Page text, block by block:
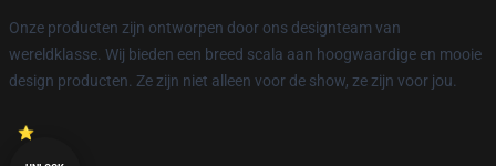
Onze producten zijn ontworpen door ons designteam van
wereldklasse. Wij bieden een breed scala aan hoogwaardige en mooie
design producten. Ze zijn niet alleen voor de show, ze zijn voor jou.